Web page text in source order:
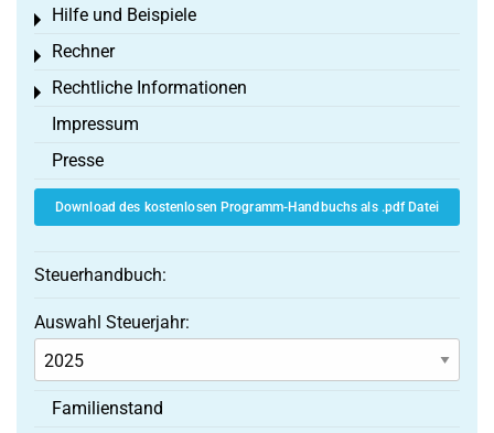
Hilfe und Beispiele
Toggle menu
Rechner
Toggle menu
Rechtliche Informationen
Toggle menu
Impressum
Presse
Download des kostenlosen Programm-Handbuchs als .pdf Datei
Steuerhandbuch:
Auswahl Steuerjahr:
Familienstand